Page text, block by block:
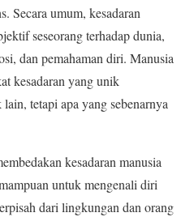
Secara umum, kesadaran
seseorang terhadap dunia,
dan pemahaman diri. Manusia
kesadaran yang unik
tetapi apa yang sebenarnya
kesadaran manusia
untuk mengenali diri
dari lingkungan dan orang